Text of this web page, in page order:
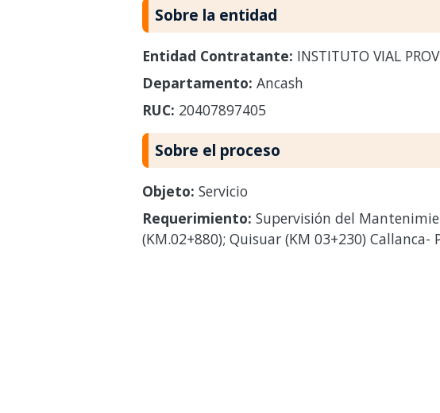
Sobre la entidad
Entidad Contratante: INSTITUTO VIAL
Departamento: Ancash
RUC: 20407897405
Sobre el proceso
Objeto: Servicio
Requerimiento: Supervisión del
(KM.02+880); Quisuar (KM 03+230)